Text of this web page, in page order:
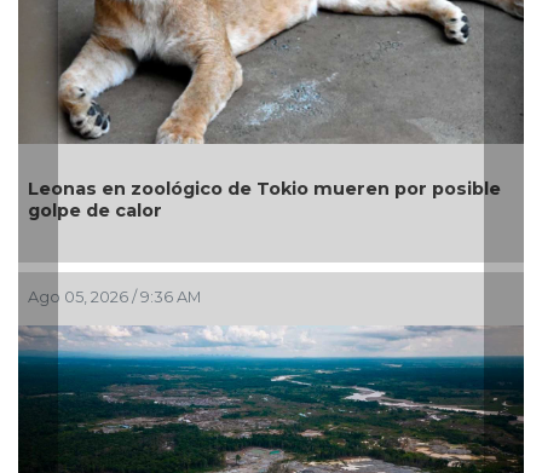
en zoológico de Tokio mueren por posible
de calor
2026 / 9:36 AM
para